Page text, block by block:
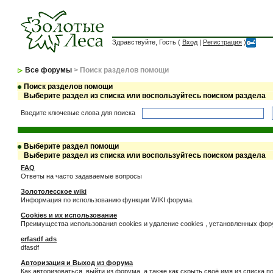
Здравствуйте, Гость ( Вход | Регистрация )
Все форумы > Поиск разделов помощи
Поиск разделов помощи
Выберите раздел из списка или воспользуйтесь поиском раздела
Введите ключевые слова для поиска
Выберите раздел помощи
Выберите раздел из списка или воспользуйтесь поиском раздела
FAQ
Ответы на часто задаваемые вопросы
Золотолесское wiki
Информация по использованию функции WIKI форума.
Cookies и их использование
Преимущества использования cookies и удаление cookies , установленных
erfasdf ads
dfasdf
Авторизация и Выход из форума
Как авторизоваться, выйти из форума, а также как скрыть своё имя из списка